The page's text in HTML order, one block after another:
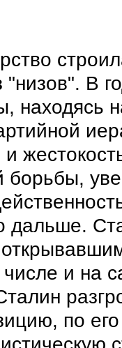
В
находясь
борьбы,
дальше.
числе и на
по